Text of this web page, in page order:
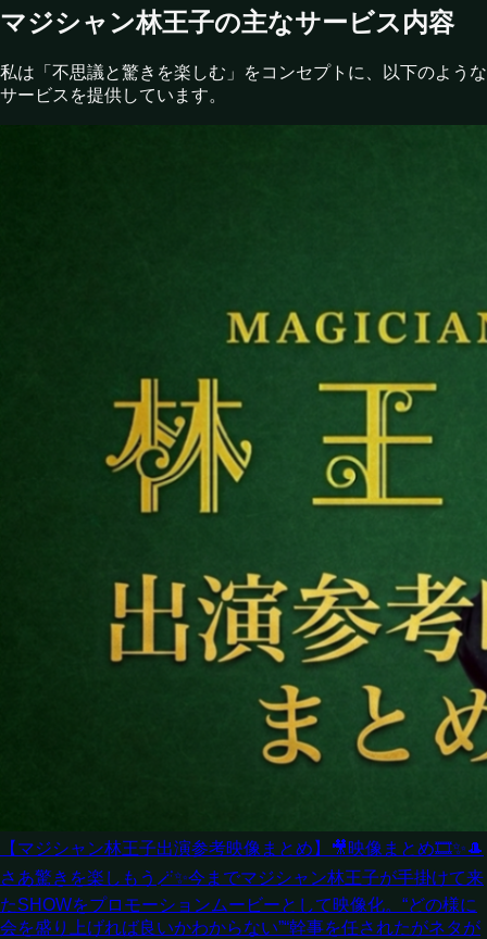
マジシャン林王子の主なサービス内容
私は「不思議と驚きを楽しむ」をコンセプトに、以下のような
サービスを提供しています。
【マジシャン林王子出演参考映像まとめ】
🎥映像まとめ🎞️✨🎩
さあ驚きを楽しもう🪄✨今までマジシャン林王子が手掛けて来
たSHOWをプロモーションムービーとして映像化。“どの様に
会を盛り上げれば良いかわからない”“幹事を任されたがネタが